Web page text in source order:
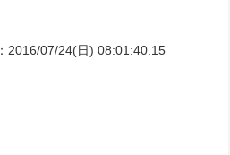
：2016/07/24(日) 08:01:40.15